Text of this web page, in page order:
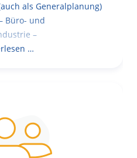
als Generalplanung)
Büro- und
–
…